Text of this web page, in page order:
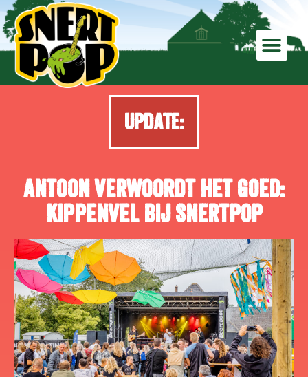
UPDATE:
Antoon verwoordt het goed:
kippenvel bij Snertpop